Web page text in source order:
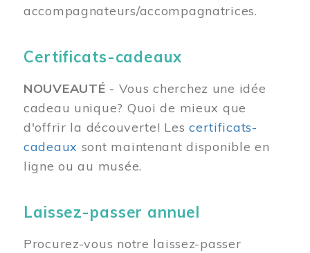
accompagnateurs/accompagnatrices.
Certificats-cadeaux
NOUVEAUTÉ - Vous cherchez une idée
cadeau unique? Quoi de mieux que
d'offrir la découverte! Lescertificats-
cadeaux sont maintenant disponible en
ligne ou au musée.
Laissez-passer annuel
Procurez-vous notre laissez-passer